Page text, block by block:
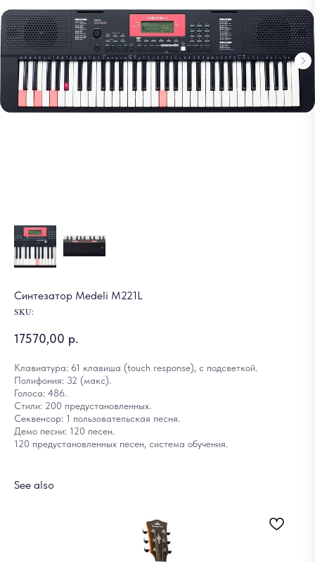
Синтезатор Medeli M221L
SKU:
17570,00 р.
Клавиатура: 61 клавиша (touch response), с подсветкой.
Полифония: 32 (макс).
Голоса: 486.
Стили: 200 предустановленных.
Секвенсор: 1 пользовательская песня.
Демо песни: 120 песен.
120 предустановленных песен, система обучения.
See also